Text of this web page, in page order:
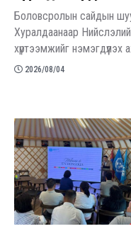
Боловсролын сайдын
Хуралдаанаар
хүртээмжийг
2026/08/04